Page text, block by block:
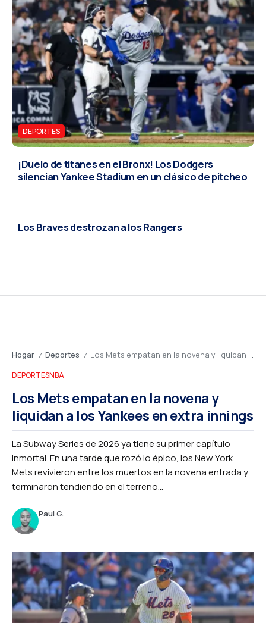
DEPORTES
¡Duelo de titanes en el Bronx! Los Dodgers
silencian Yankee Stadium en un clásico de pitcheo
Los Braves destrozan a los Rangers
Hogar / Deportes / Los Mets empatan en la novena y liquidan a los Yankees en extra innings
DEPORTESNBA
Los Mets empatan en la novena y
liquidan a los Yankees en extra innings
La Subway Series de 2026 ya tiene su primer capítulo
inmortal. En una tarde que rozó lo épico, los New York
Mets revivieron entre los muertos en la novena entrada y
terminaron tendiendo en el terreno...
Paul G.